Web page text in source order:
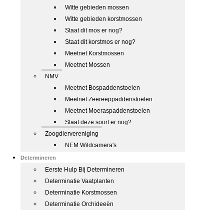
Witte gebieden mossen
Witte gebieden korstmossen
Staat dit mos er nog?
Staat dit korstmos er nog?
Meetnet Korstmossen
Meetnet Mossen
NMV
Meetnet Bospaddenstoelen
Meetnet Zeereeppaddenstoelen
Meetnet Moeraspaddenstoelen
Staat deze soort er nog?
Zoogdiervereniging
NEM Wildcamera's
Determineren
Eerste Hulp Bij Determineren
Determinatie Vaatplanten
Determinatie Korstmossen
Determinatie Orchideeën